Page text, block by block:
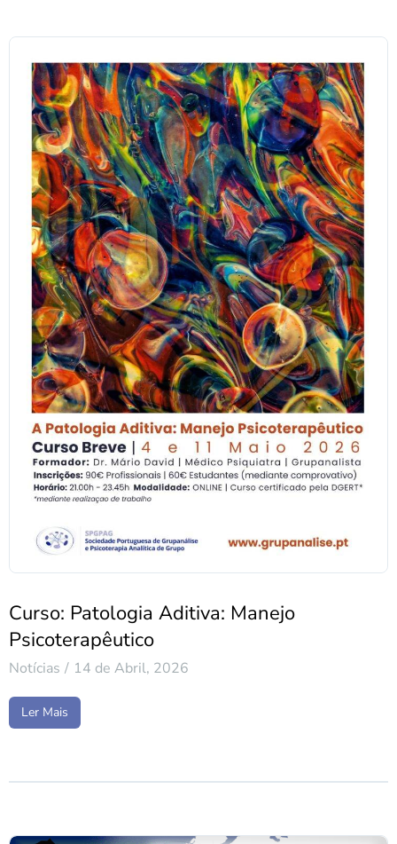
Curso: Patologia Aditiva: Manejo
Psicoterapêutico
Notícias 14 de Abril, 2026
Ler Mais